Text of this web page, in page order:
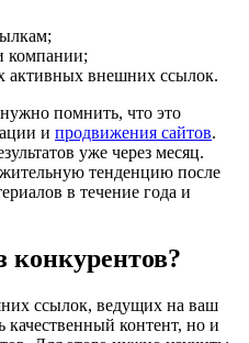
компании;
активных внешних ссылок.
помнить, что это
и продвижения сайтов.
уже через месяц.
тенденцию после
в течение года и
конкурентов?
ссылок, ведущих на ваш
качественный контент, но и